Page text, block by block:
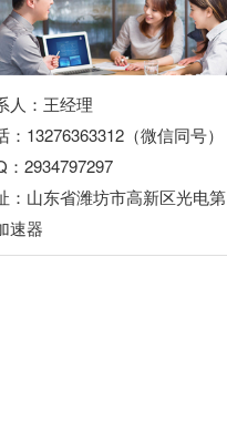
人：王经理
：13276363312（微信同号）
：2934797297
：山东省潍坊市高新区光电第
速器